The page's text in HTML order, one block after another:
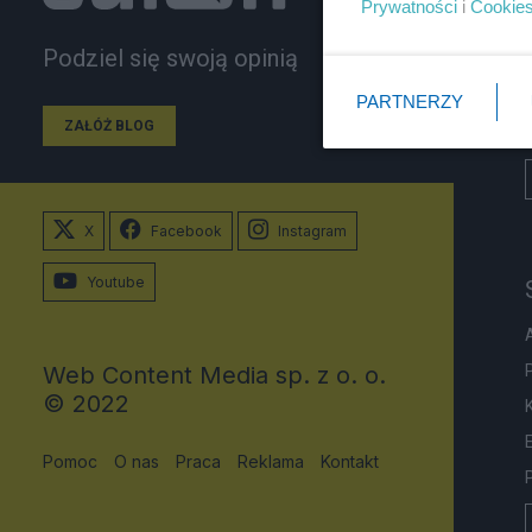
Podziel się swoją opinią
ZAŁÓŻ BLOG
X Facebook Instagram
Youtube
Web Content Media sp. z o. o.
© 2022
Pomoc O nas Praca Reklama Kontakt
Prywatności i Cookies
PARTNERZY